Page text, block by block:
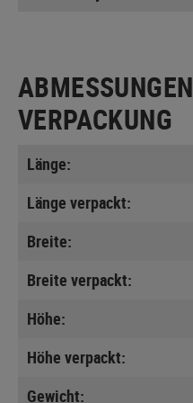
VERPACKUNG
Länge:
Länge verpackt:
Breite:
Breite verpackt:
Höhe:
Höhe verpackt:
Gewicht: